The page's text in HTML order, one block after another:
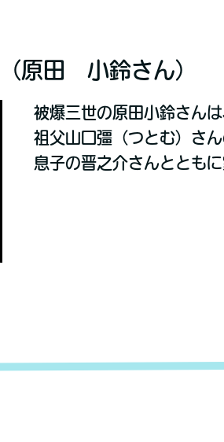
原田 小鈴さん）
被爆三世の原田小鈴さん
祖父山口彊（つとむ）さ
息子の晋之介さんととも